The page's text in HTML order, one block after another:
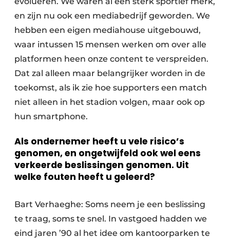
en zijn nu ook een mediabedrijf geworden. We
hebben een eigen mediahouse uitgebouwd,
waar intussen 15 mensen werken om over alle
platformen heen onze content te verspreiden.
Dat zal alleen maar belangrijker worden in de
toekomst, als ik zie hoe supporters een match
niet alleen in het stadion volgen, maar ook op
hun smartphone.
Als ondernemer heeft u vele risico’s
genomen, en ongetwijfeld ook wel eens
verkeerde beslissingen genomen. Uit
welke fouten heeft u geleerd?
Bart Verhaeghe: Soms neem je een beslissing
te traag, soms te snel. In vastgoed hadden we
eind jaren ’90 al het idee om kantoorparken te